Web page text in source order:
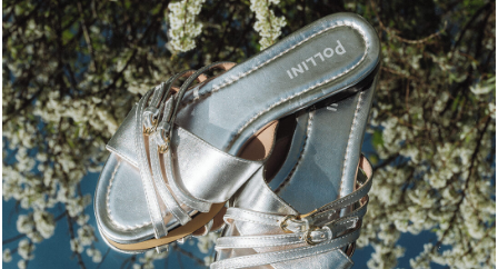
Blending sass and class, the Echos mule in silver is...